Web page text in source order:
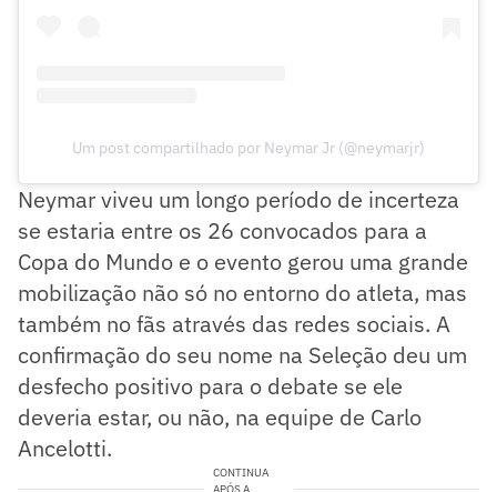
Um post compartilhado por Neymar Jr (@neymarjr)
Neymar viveu um longo período de incerteza
se estaria entre os 26 convocados para a
Copa do Mundo e o evento gerou uma grande
mobilização não só no entorno do atleta, mas
também no fãs através das redes sociais. A
confirmação do seu nome na Seleção deu um
desfecho positivo para o debate se ele
deveria estar, ou não, na equipe de Carlo
Ancelotti.
CONTINUA